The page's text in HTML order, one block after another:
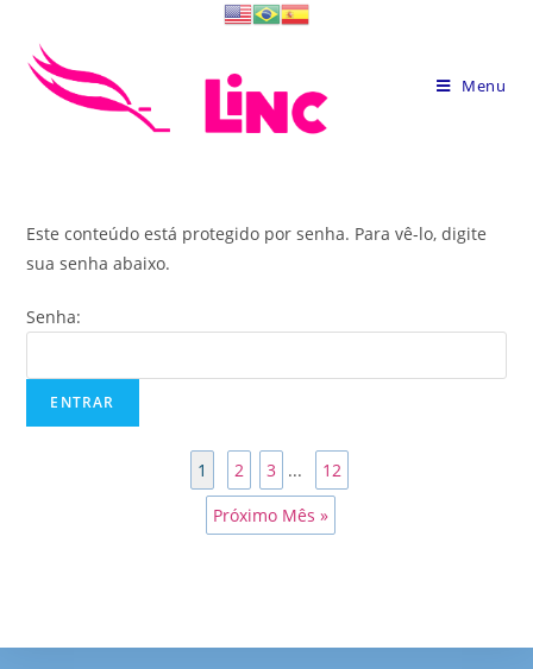
content
Menu
Este conteúdo está protegido por senha. Para vê-lo, digite
sua senha abaixo.
Senha:
1 2 3 ...
12
Próximo Mês »